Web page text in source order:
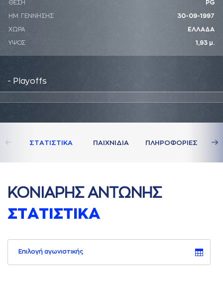
ΘΕΣΗ PG
ΗΜ. ΓΕΝΝΗΣΗΣ 30-09-1997
ΧΩΡΑ ΕΛΛΑΔΑ
ΥΨΟΣ 1,93 μ.
- Playoffs
ΣΤAΤΙΣΤΙΚA ΠAΙΧΝΙΔΙA ΠΛΗΡΟΦΟΡΙΕΣ
ΚΟΝΙAΡΗΣ AΝΤΩΝΗΣ
ΣΤAΤΙΣΤΙΚA
Επιλογή αγωνιστικής